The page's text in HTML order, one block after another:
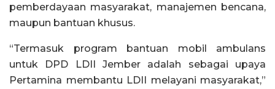
pemberdayaan masyarakat, manajemen bencana,
maupun bantuan khusus.
“Termasuk program bantuan mobil ambulans
untuk DPD LDII Jember adalah sebagai upaya
Pertamina membantu LDII melayani masyarakat,”